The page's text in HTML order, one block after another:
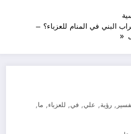
البني في المنام للعزباء؟ –
, رؤية, علي, في, للعزباء, ما,